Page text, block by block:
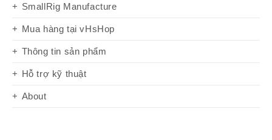
SmallRig Manufacture
Mua hàng tại vHsHop
Thông tin sản phẩm
Hỗ trợ kỹ thuật
About